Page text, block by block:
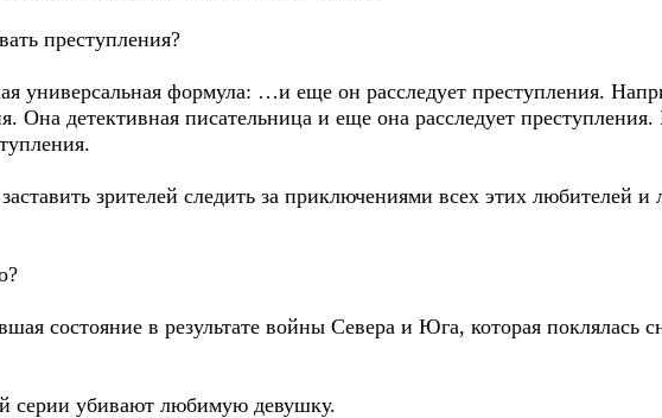
преступления?
универсальная формула: …и еще он расследует преступления.
Она детективная писательница и еще она расследует
зрителей следить за приключениями всех этих любителей и
состояние в результате войны Севера и Юга, которая поклялась
серии убивают любимую девушку.